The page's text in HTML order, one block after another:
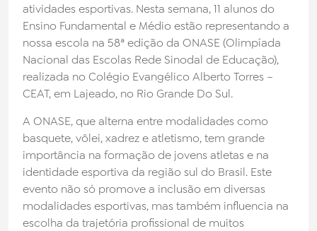
Biblioteca
atividades esportivas. Nesta semana, 11 alunos do
Ensino Fundamental e Médio estão representando a
nossa escola na 58ª edição da ONASE (Olimpíada
Nacional das Escolas Rede Sinodal de Educação),
realizada no Colégio Evangélico Alberto Torres –
CEAT, em Lajeado, no Rio Grande Do Sul.
A ONASE, que alterna entre modalidades como
basquete, vôlei, xadrez e atletismo, tem grande
importância na formação de jovens atletas e na
identidade esportiva da região sul do Brasil. Este
evento não só promove a inclusão em diversas
modalidades esportivas, mas também influencia na
escolha da trajetória profissional de muitos